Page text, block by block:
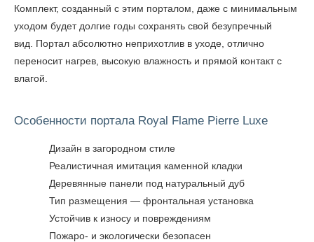
Комплект, созданный с этим порталом, даже с минимальным
уходом будет долгие годы сохранять свой безупречный
вид. Портал абсолютно неприхотлив в уходе, отлично
переносит нагрев, высокую влажность и прямой контакт с
влагой.
Особенности портала Royal Flame Pierre Luxe
Дизайн в загородном стиле
Реалистичная имитация каменной кладки
Деревянные панели под натуральный дуб
Тип размещения — фронтальная установка
Устойчив к износу и повреждениям
Пожаро- и экологически безопасен